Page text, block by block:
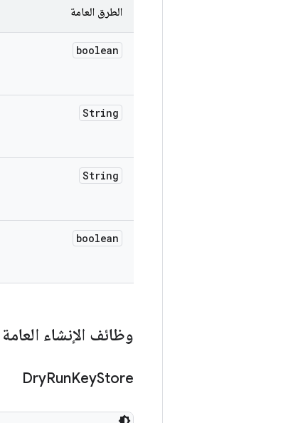
الطرق العامة
boolean
String
String
boolean
وظائف الإنشاء العامة
DryRunKeyStore